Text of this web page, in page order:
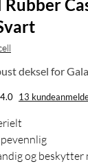
deksel for
4.0 13
og beskytter